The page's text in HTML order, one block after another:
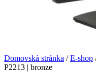
Domovská stránka /E-shop
P2213 | bronze